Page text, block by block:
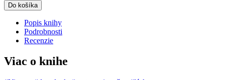
Do košíka
Popis knihy
Podrobnosti
Recenzie
Viac o knihe